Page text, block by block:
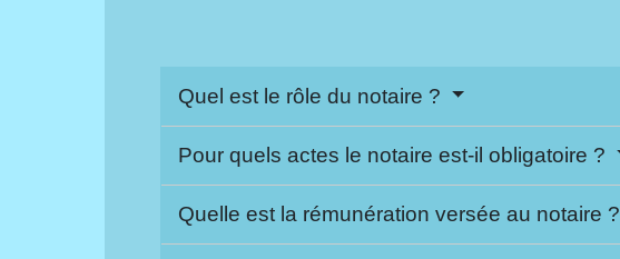
Quel est le rôle du notaire ?
Pour quels actes le notaire est-il obligatoire ?
Quelle est la rémunération versée au notaire ?